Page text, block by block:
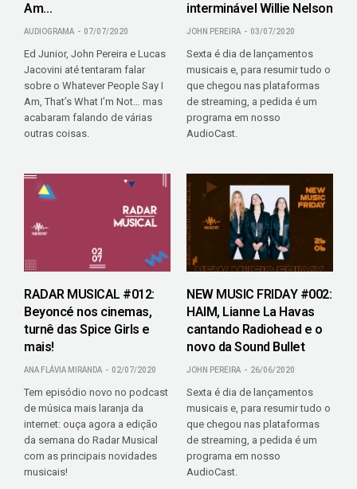
Am…
AUDIOGRAMA 07/07/2020
Ed Junior, John Pereira e Lucas
Jacovini até tentaram falar
sobre o Whatever People Say I
Am, That’s What I’m Not… mas
acabaram falando de várias
outras coisas.
interminável Willie Nelson
JOHN PEREIRA 03/07/2020
Sexta é dia de lançamentos
musicais e, para resumir tudo o
que chegou nas plataformas
de streaming, a pedida é um
programa em nosso
AudioCast.
RADAR MUSICAL #012:
Beyoncé nos cinemas,
turnê das Spice Girls e
mais!
ANA FLÁVIA MIRANDA 02/07/2020
Tem episódio novo no podcast
de música mais laranja da
internet: ouça agora a edição
da semana do Radar Musical
com as principais novidades
musicais!
NEW MUSIC FRIDAY #002:
HAIM, Lianne La Havas
cantando Radiohead e o
novo da Sound Bullet
JOHN PEREIRA 26/06/2020
Sexta é dia de lançamentos
musicais e, para resumir tudo o
que chegou nas plataformas
de streaming, a pedida é um
programa em nosso
AudioCast.